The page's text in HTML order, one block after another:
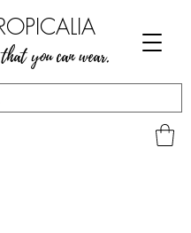
you can wear.